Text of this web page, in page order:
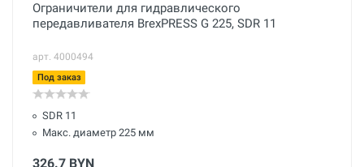
Ограничители для гидравлического
передавливателя BrexPRESS G 225, SDR 11
арт. 4000494
Под заказ
SDR 11
Макс. диаметр 225 мм
326.7 BYN